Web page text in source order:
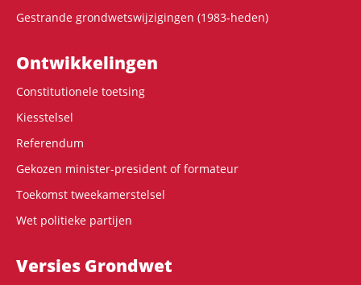
Gestrande grondwetswijzigingen (1983-heden)
Ontwikke­lingen
Constitutionele toetsing
Kiesstelsel
Referendum
Gekozen minister-president of formateur
Toekomst tweekamerstelsel
Wet politieke partijen
Versies Grondwet